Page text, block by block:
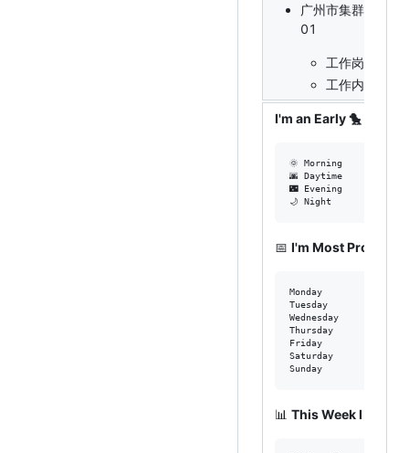
广州市集群车宝
01
工作岗位：系
工作内容：务
I'm an Early 🐤
🌞 Morning
🌆 Daytime
🌃 Evening
📅 I'm Most
Monday
Tuesday
Wednesday
Thursday
Friday
Saturday
📊 This Week I Spent